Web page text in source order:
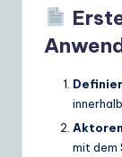
mit dem